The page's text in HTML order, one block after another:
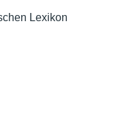
Lexikon